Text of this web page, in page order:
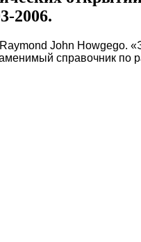
2006.
John Howgego.
справочник по